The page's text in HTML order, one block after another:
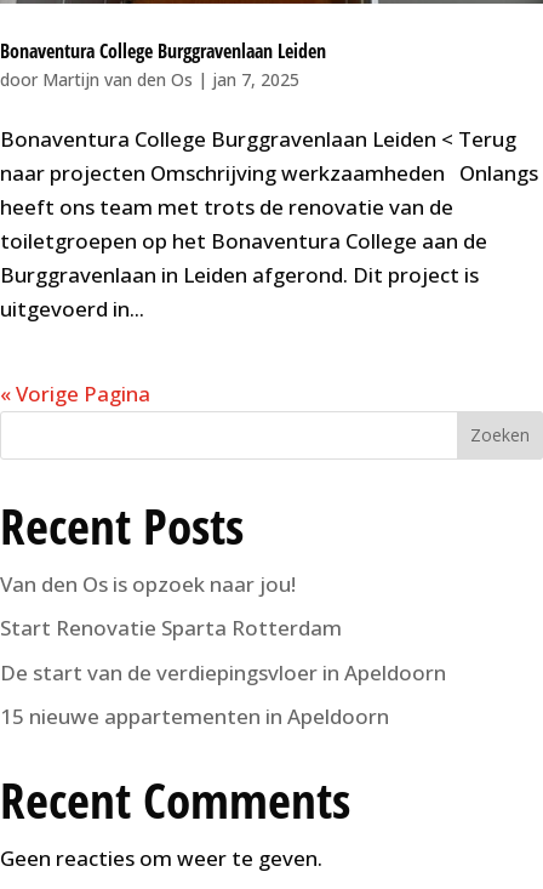
Bonaventura College Burggravenlaan Leiden
door Martijn van den Os | jan 7, 2025
Bonaventura College Burggravenlaan Leiden < Terug
naar projecten Omschrijving werkzaamheden Onlangs
heeft ons team met trots de renovatie van de
toiletgroepen op het Bonaventura College aan de
Burggravenlaan in Leiden afgerond. Dit project is
uitgevoerd in...
« Vorige Pagina
Zoeken
Recent Posts
Van den Os is opzoek naar jou!
Start Renovatie Sparta Rotterdam
De start van de verdiepingsvloer in Apeldoorn
15 nieuwe appartementen in Apeldoorn
Recent Comments
Geen reacties om weer te geven.